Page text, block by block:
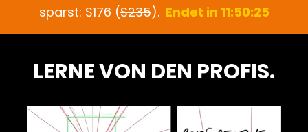
Künstler
Hilfe
Blog
Anmelden
sparst: $176 ($235). Endet in 11:50:23
LERNE VON DEN PROFIS.